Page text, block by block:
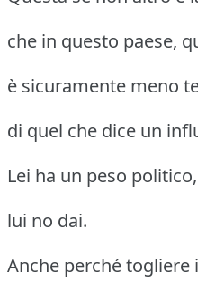
che in questo paese,
è sicuramente meno
di quel che dice un
Lei ha un peso politico,
lui no dai.
Anche perché